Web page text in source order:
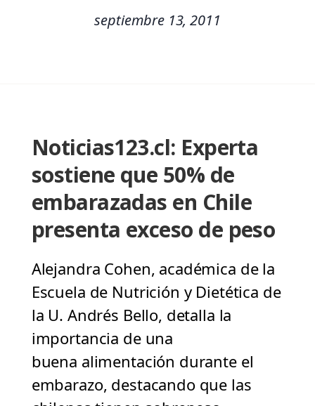
septiembre 13, 2011
Noticias123.cl: Experta
sostiene que 50% de
embarazadas en Chile
presenta exceso de peso
Alejandra Cohen, académica de la
Escuela de Nutrición y Dietética de
la U. Andrés Bello, detalla la
importancia de una
buena alimentación durante el
embarazo, destacando que las